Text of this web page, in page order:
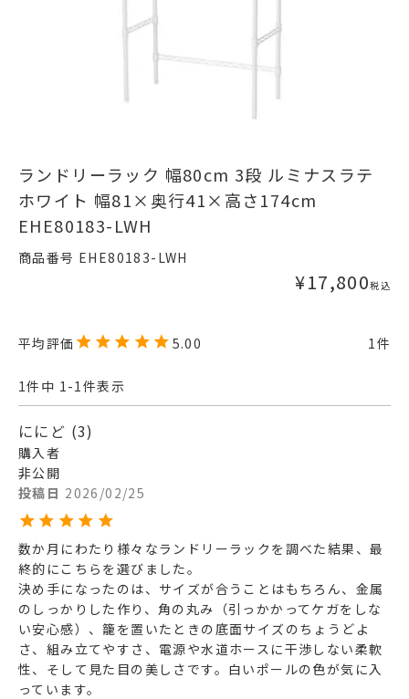
ランドリーラック 幅80cm 3段 ルミナスラテ
ホワイト 幅81×奥行41×高さ174cm
EHE80183-LWH
商品番号 EHE80183-LWH
¥17,800税込
5.00 1
1件中 1 -1 件表示
ににど 3
購入者
非公開
投稿日 2026/02/25
数か月にわたり様々なランドリーラックを調べた結果、最
終的にこちらを選びました。
決め手になったのは、サイズが合うことはもちろん、金属
のしっかりした作り、角の丸み（引っかかってケガをしな
い安心感）、籠を置いたときの底面サイズのちょうどよ
さ、組み立てやすさ、電源や水道ホースに干渉しない柔軟
性、そして見た目の美しさです。白いポールの色が気に入
っています。